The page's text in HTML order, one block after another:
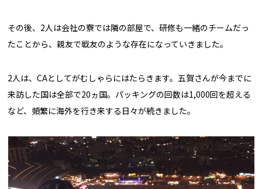
その後、2人は会社の寮では隣の部屋で、研修も一緒のチームだっ
たことから、親友で戦友のような存在になっていきました。
2人は、CAとしてがむしゃらにはたらきます。五賀さんが今までに
来訪した国は全部で20ヵ国。パッキングの回数は1,000回を超える
など、頻繁に海外を行き来する日々が続きました。